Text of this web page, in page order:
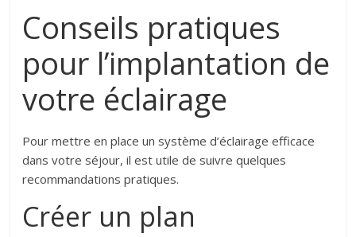
Conseils pratiques
pour l’implantation de
votre éclairage
Pour mettre en place un système d’éclairage efficace
dans votre séjour, il est utile de suivre quelques
recommandations pratiques.
Créer un plan